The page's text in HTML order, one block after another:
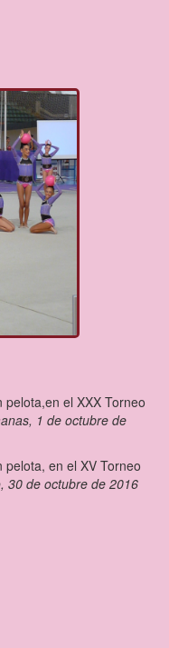
el XXX Torneo
1 de octubre de
pelota, en el XV Torneo
30 de octubre de 2016